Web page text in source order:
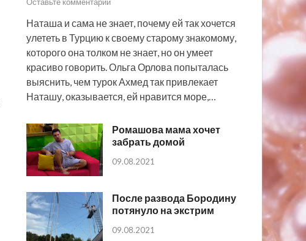
Наташа и сама не знает, почему ей так хочется
улететь в Турцию к своему старому знакомому,
которого она толком не знает, но он умеет
красиво говорить. Ольга Орлова попыталась
выяснить, чем турок Ахмед так привлекает
Наташу, оказывается, ей нравится море,…
Ромашова мама хочет
забрать домой
09.08.2021
После развода Бородину
потянуло на экстрим
09.08.2021